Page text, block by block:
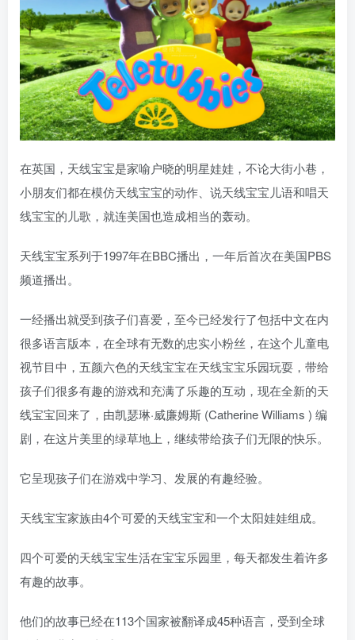
在英国，天线宝宝是家喻户晓的明星娃娃，不论大街小巷，
小朋友们都在模仿天线宝宝的动作、说天线宝宝儿语和唱天
线宝宝的儿歌，就连美国也造成相当的轰动。
天线宝宝系列于1997年在BBC播出，一年后首次在美国PBS
频道播出。
一经播出就受到孩子们喜爱，至今已经发行了包括中文在内
很多语言版本，在全球有无数的忠实小粉丝，在这个儿童电
视节目中，五颜六色的天线宝宝在天线宝宝乐园玩耍，带给
孩子们很多有趣的游戏和充满了乐趣的互动，现在全新的天
线宝宝回来了，由凯瑟琳·威廉姆斯 (Catherine Williams ) 编
剧，在这片美里的绿草地上，继续带给孩子们无限的快乐。
它呈现孩子们在游戏中学习、发展的有趣经验。
天线宝宝家族由4个可爱的天线宝宝和一个太阳娃娃组成。
四个可爱的天线宝宝生活在宝宝乐园里，每天都发生着许多
有趣的故事。
他们的故事已经在113个国家被翻译成45种语言，受到全球